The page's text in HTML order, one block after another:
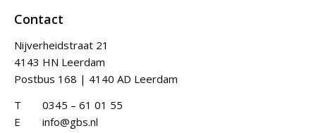
Contact
Nijverheidstraat 21
4143 HN Leerdam
Postbus 168 | 4140 AD Leerdam
T
0345 – 61 01 55
E
info@gbs.nl